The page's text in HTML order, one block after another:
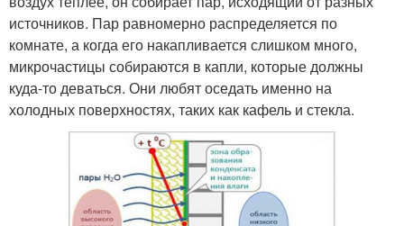
источников. Пар равномерно распределяется по
комнате, а когда его накапливается слишком много,
микрочастицы собираются в капли, которые должны
куда-то деваться. Они любят оседать именно на
холодных поверхностях, таких как кафель и стекла.